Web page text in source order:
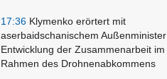
17:36 Klymenko erörtert mit
aserbaidschanischem Außenminister
Entwicklung der Zusammenarbeit im
Rahmen des Drohnenabkommens